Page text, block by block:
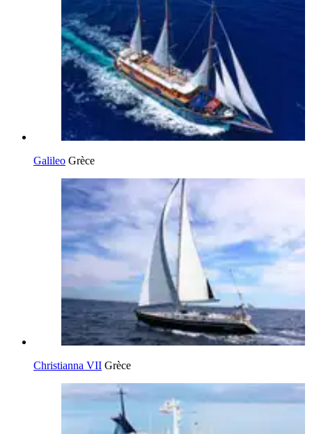
Galileo Grèce
Christianna VII Grèce